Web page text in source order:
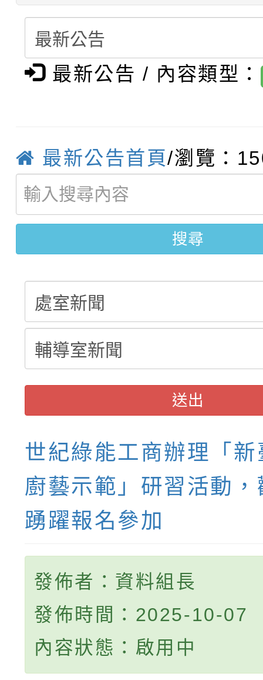
結果(第4招)
學年度第1學期第7次代
結果(第12招)
轉知：桃園市115學年
賽及師生本土語及新住
賽實施要點
轉知：「桃園市115學
比賽實施要點」
轉知：「115年金融知
畫影片一案
劇比賽實施要點」及修
表
轉知：桃園市115年度
敬師藝文競賽』實施計
【甄選結果(第11招)】
學年度第1學期第7次
【甄選結果(第3招)】
結果(第3招)
最新公告 / 內容類型：
最新公告首頁/瀏覽：
搜尋
送出
世紀綠能工商辦理「
廚藝示範」研習活動
踴躍報名參加
發佈者：資料組長
發佈時間：2025-10-07
內容狀態：啟用中